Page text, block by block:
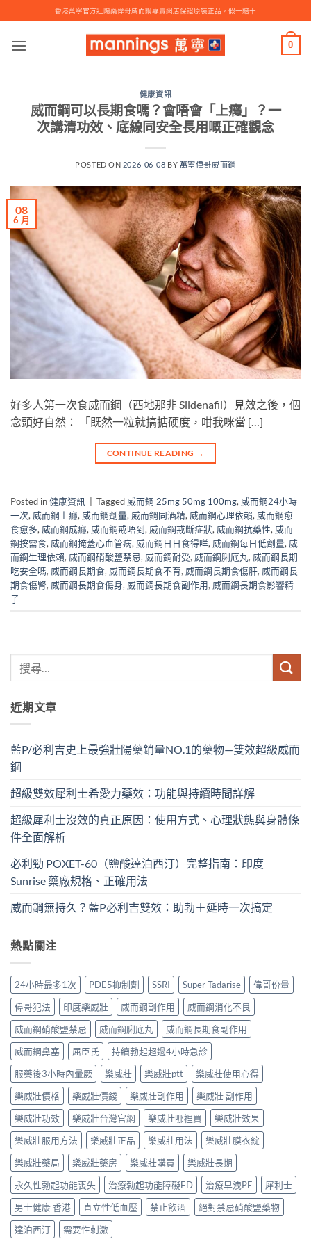
to
content
香港萬寧官方壯陽藥偉哥威而鋼專賣網店保證原裝正品，假一賠十
0
健康資訊
威而鋼可以長期食嗎？會唔會「上癮」？一
次講清功效、底線同安全長用嘅正確觀念
POSTED ON 2026-06-08 BY 萬寧偉哥威而鋼
08
6 月
好多人第一次食威而鋼（西地那非 Sildenafil）見效之後，個
念頭好自然： 「既然一粒就搞掂硬度，咁我咪當 […]
CONTINUE READING →
Posted in健康資訊 Tagged 威而鋼 25mg 50mg 100mg, 威而鋼24小時
一次, 威而鋼上癮, 威而鋼劑量, 威而鋼同酒精, 威而鋼心理依賴, 威而鋼愈
食愈多, 威而鋼成癮, 威而鋼戒唔到, 威而鋼戒斷症狀, 威而鋼抗藥性, 威而
鋼按需食, 威而鋼掩蓋心血管病, 威而鋼日日食得咩, 威而鋼每日低劑量, 威
而鋼生理依賴, 威而鋼硝酸鹽禁忌, 威而鋼耐受, 威而鋼脷底丸, 威而鋼長期
吃安全嗎, 威而鋼長期食, 威而鋼長期食不育, 威而鋼長期食傷肝, 威而鋼長
期食傷腎, 威而鋼長期食傷身, 威而鋼長期食副作用, 威而鋼長期食影響精
子
近期文章
藍P/必利吉史上最強壯陽藥銷量NO.1的藥物—雙效超級威而
鋼
超級雙效犀利士希愛力藥效：功能與持續時間詳解
超級犀利士沒效的真正原因：使用方式、心理狀態與身體條
件全面解析
必利勁 POXET-60（鹽酸達泊西汀）完整指南：印度
Sunrise 藥廠規格、正確用法
威而鋼無持久？藍P必利吉雙效：助勃＋延時一次搞定
熱點關注
24小時最多1次 PDE5抑制劑 SSRI Super Tadarise
偉哥份量
偉哥犯法
印度樂威壯 威而鋼副作用
威而鋼消化不良
威而鋼硝酸鹽禁忌
威而鋼脷底丸
威而鋼長期食副作用
威而鋼鼻塞
屈臣氏
持續勃起超過4小時急診
服藥後3小時內暈厥
樂威壯 樂威壯ptt
樂威壯使用心得
樂威壯價格
樂威壯價錢 樂威壯副作用
樂威壯 副作用
樂威壯功效
樂威壯台灣官網 樂威壯哪裡買
樂威壯效果
樂威壯服用方法
樂威壯正品 樂威壯用法
樂威壯膜衣錠
樂威壯藥局
樂威壯藥房 樂威壯購買
樂威壯長期
永久性勃起功能喪失
治療勃起功能障礙ED 治療早洩PE
犀利士
男士健康 香港
直立性低血壓 禁止飲酒
絕對禁忌硝酸鹽藥物
達泊西汀
需要性刺激